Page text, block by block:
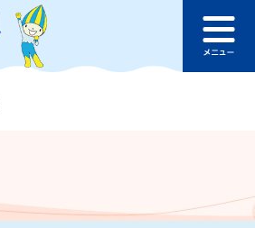
このページの本文へ
ュ